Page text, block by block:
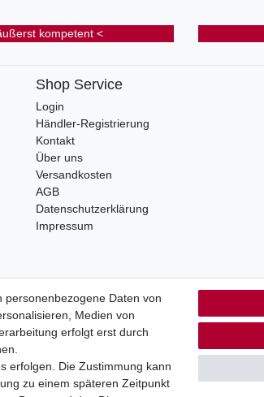
kompetent <
Shop Service
Login
Händler-Registrierung
Kontakt
Über uns
Versandkosten
AGB
Datenschutzerklärung
Impressum
Kontakt
personenbezogene Daten von
Medien von
erfolgt erst durch
erfolgen. Die Zustimmung kann
zu einem späteren Zeitpunkt